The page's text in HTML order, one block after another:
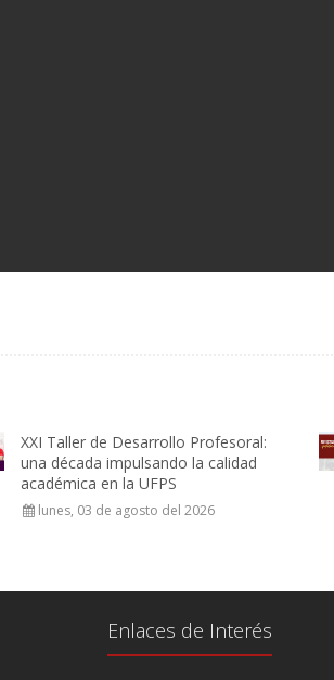
XXI Taller de Desarrollo Profesoral:
una década impulsando la calidad
académica en la UFPS
lunes, 03 de agosto del 2026
Enlaces de Interés